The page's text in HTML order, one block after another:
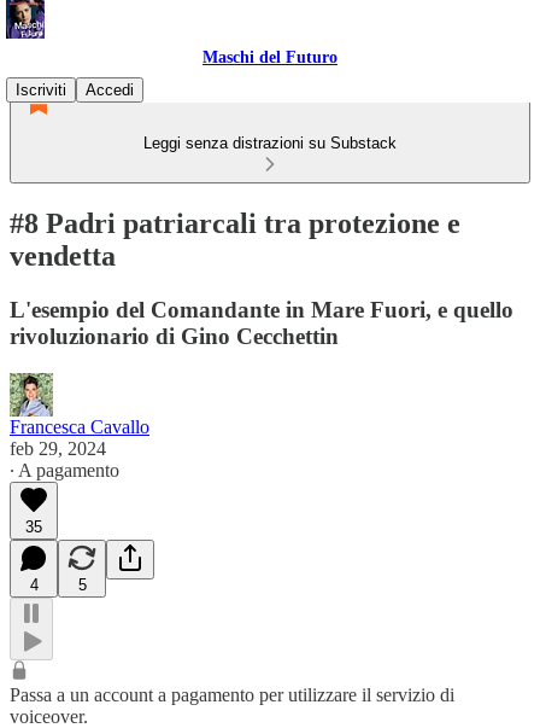
Maschi del Futuro
Iscriviti
Accedi
Leggi senza distrazioni su Substack
#8 Padri patriarcali tra protezione e
vendetta
L'esempio del Comandante in Mare Fuori, e quello
rivoluzionario di Gino Cecchettin
Francesca Cavallo
feb 29, 2024
∙ A pagamento
35
4 5
Passa a un account a pagamento per utilizzare il servizio di
voiceover.